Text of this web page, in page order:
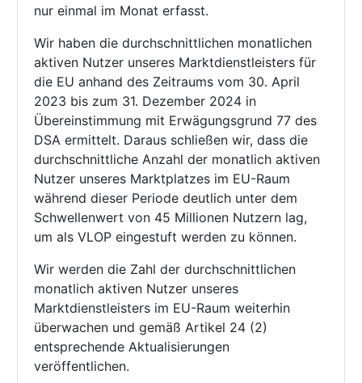
nur einmal im Monat erfasst.
Wir haben die durchschnittlichen monatlichen
aktiven Nutzer unseres Marktdienstleisters für
die EU anhand des Zeitraums vom 30. April
2023 bis zum 31. Dezember 2024 in
Übereinstimmung mit Erwägungsgrund 77 des
DSA ermittelt. Daraus schließen wir, dass die
durchschnittliche Anzahl der monatlich aktiven
Nutzer unseres Marktplatzes im EU-Raum
während dieser Periode deutlich unter dem
Schwellenwert von 45 Millionen Nutzern lag,
um als VLOP eingestuft werden zu können.
Wir werden die Zahl der durchschnittlichen
monatlich aktiven Nutzer unseres
Marktdienstleisters im EU-Raum weiterhin
überwachen und gemäß Artikel 24 (2)
entsprechende Aktualisierungen
veröffentlichen.